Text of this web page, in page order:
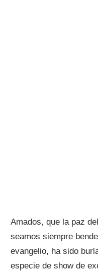
Amados, que la paz
seamos siempre
evangelio, ha sido
especie de show de